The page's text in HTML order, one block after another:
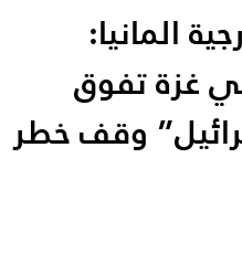
المانيا:
في غزة تفوق
وقف خطر